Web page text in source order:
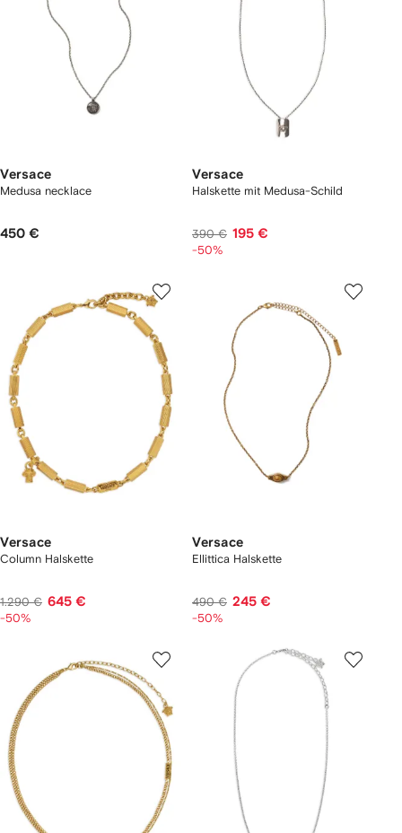
Versace
Medusa necklace
450 €
Versace
Halskette mit Medusa-Schild
390 € 195 €
-50%
Versace
Column Halskette
1.290 € 645 €
-50%
Versace
Ellittica Halskette
490 € 245 €
-50%